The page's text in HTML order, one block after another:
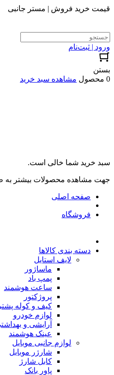
قیمت خرید فروش | مستر جانبی
ورود | ثبت‌نام
بستن
0 محصول
مشاهده سبد خرید
سبد خرید شما خالی است.
جهت مشاهده محصولات بیشتر به
صفحه اصلی
فروشگاه
دسته بندی کالاها
لایف استایل
ماساژور
پمپ باد
ساعت هوشمند
پروژکتور
کیف و کوله
لوازم خودرو
آرایشی و
عینک هوشمند
لوازم جانبی موبایل
شارژر موبایل
کابل شارژ
پاور بانک